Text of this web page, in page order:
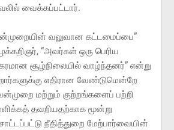
வைக்கப்பட்டார்.
வன்முறையின் வலுவான கட்டமைப்பை”
“அவர்கள் ஒரு பெரிய
சூழ்நிலையில் வாழ்ந்தனர்” என்று
எதிரான வேண்டுமென்றே
மற்றும் குற்றங்களைப் பற்றி
தவறியதற்காக மூன்று
நீதித்துறை மேற்பார்வையின்